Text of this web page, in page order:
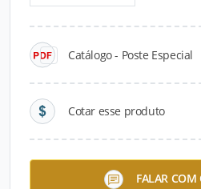
Catálogo - Poste Especial
Cotar esse produto
FALAR COM
Postes - Yluminart